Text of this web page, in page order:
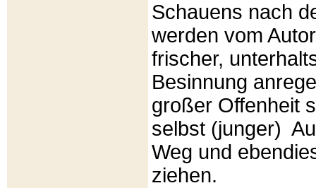
Schauens nach
werden vom
frischer,
Besinnung
großer Offenheit
selbst (junger)
Weg und
ziehen.